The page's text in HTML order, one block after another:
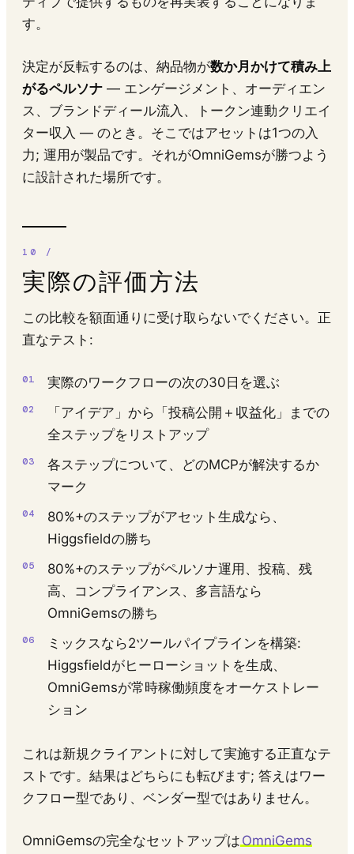
す。
決定が反転するのは、納品物が数か月かけて積み上
がるペルソナ — エンゲージメント、オーディエン
ス、ブランドディール流入、トークン連動クリエイ
ター収入 — のとき。そこではアセットは1つの入
力; 運用が製品です。それがOmniGemsが勝つよう
に設計された場所です。
実際の評価方法
この比較を額面通りに受け取らないでください。正
直なテスト:
実際のワークフローの次の30日を選ぶ
「アイデア」から「投稿公開＋収益化」までの
全ステップをリストアップ
各ステップについて、どのMCPが解決するか
マーク
80%+のステップがアセット生成なら、
Higgsfieldの勝ち
80%+のステップがペルソナ運用、投稿、残
高、コンプライアンス、多言語なら
OmniGemsの勝ち
ミックスなら2ツールパイプラインを構築:
Higgsfieldがヒーローショットを生成、
OmniGemsが常時稼働頻度をオーケストレー
ション
これは新規クライアントに対して実施する正直なテ
ストです。結果はどちらにも転びます; 答えはワー
クフロー型であり、ベンダー型ではありません。
OmniGemsの完全なセットアップはOmniGems